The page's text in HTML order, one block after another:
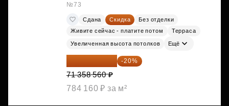
№73
Сдана Скидка
Без отделки
Живите сейчас - платите потом
Терраса
Увеличенная высота потолков Ещё
57 086 848 ₽ -20%
71 358 560 ₽
784 160 ₽ за м²